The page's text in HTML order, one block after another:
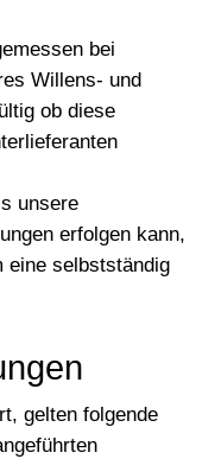
bei
Willens- und
ob diese
unsere
erfolgen kann,
eine selbstständig
gelten folgende